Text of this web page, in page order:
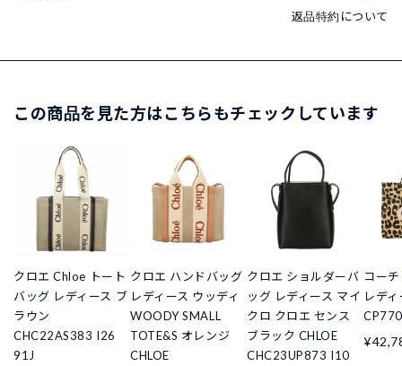
返品特約について
この商品を見た方はこちらもチェックしています
クロエ Chloe トート
バッグ レディース ブ
ラウン
CHC22AS383 I26
91J
クロエ ハンドバッグ
レディース ウッディ
WOODY SMALL
TOTE&S オレンジ
CHLOE
クロエ ショルダーバ
ッグ レディース マイ
クロ クロエ センス
ブラック CHLOE
CHC23UP873 I10
コー
レデ